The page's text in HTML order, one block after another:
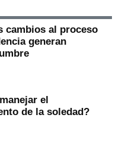
cambios al proceso
generan
el
de la soledad?